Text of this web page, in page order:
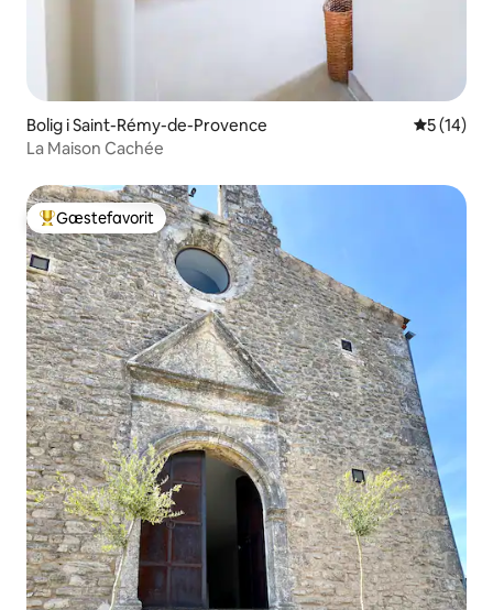
Bolig i Saint-Rémy-de-Provence 5 ud af 5 i
5 (14)
La Maison Cachée
Bedste gæstefavorit
Gæstefavorit